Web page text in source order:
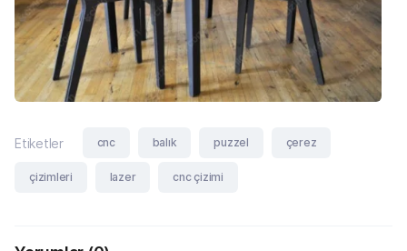
Etiketler cnc balık puzzel çerez
çizimleri lazer cnc çizimi